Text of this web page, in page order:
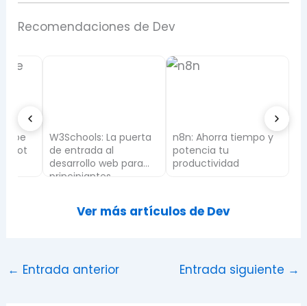
Recomendaciones de Dev
W3Schools: La puerta
de entrada al
desarrollo web para
principiantes
n8n: Ahorra tiempo y
potencia tu
productividad
Ver más artículos de Dev
← Entrada anterior Entrada siguiente →